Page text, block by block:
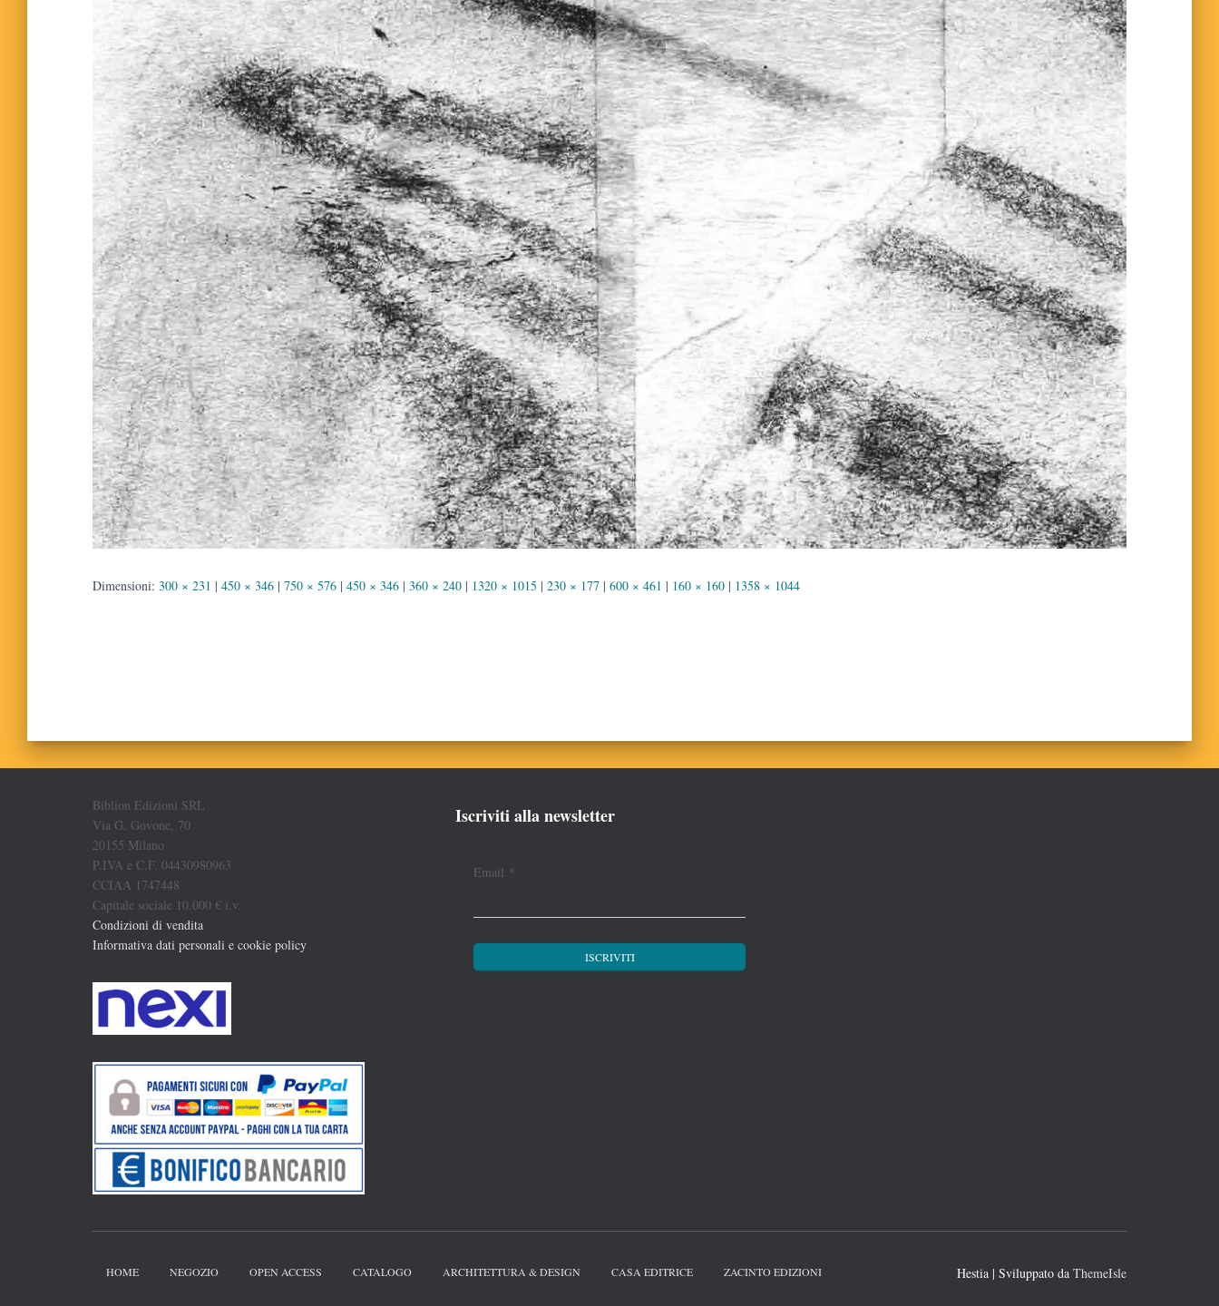
Dimensioni: 300 × 231 | 450 × 346 | 750 × 576 | 450 × 346 | 360 × 240 | 1320 × 1015 | 230 × 177 | 600 × 461 | 160 × 160 | 1358 × 1044
Biblion Edizioni SRL
Via G. Govone, 70
20155 Milano
P.IVA e C.F. 04430980963
CCIAA 1747448
Capitale sociale 10.000 € i.v.
Condizioni di vendita
Informativa dati personali e cookie policy
Iscriviti alla newsletter
Email *
HOME NEGOZIO OPEN ACCESS CATALOGO ARCHITETTURA & DESIGN CASA EDITRICE ZACINTO EDIZIONI Hestia | Sviluppato da ThemeIsle